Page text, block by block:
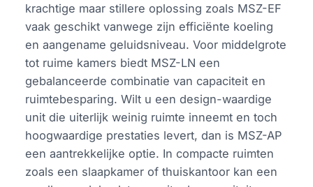
krachtige maar stillere oplossing zoals MSZ-EF
vaak geschikt vanwege zijn efficiënte koeling
en aangename geluidsniveau. Voor middelgrote
tot ruime kamers biedt MSZ-LN een
gebalanceerde combinatie van capaciteit en
ruimtebesparing. Wilt u een design-waardige
unit die uiterlijk weinig ruimte inneemt en toch
hoogwaardige prestaties levert, dan is MSZ-AP
een aantrekkelijke optie. In compacte ruimten
zoals een slaapkamer of thuiskantoor kan een